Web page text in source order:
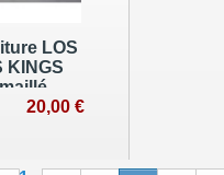
LOS
KINGS
20,00 €